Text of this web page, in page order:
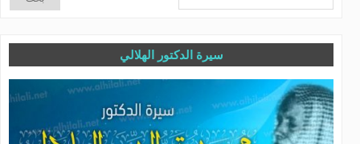
سيرة الدكتور الهلالي